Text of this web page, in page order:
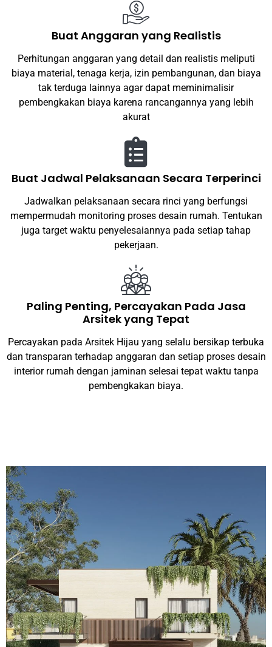
Buat Anggaran yang Realistis
Perhitungan anggaran yang detail dan realistis meliputi
biaya material, tenaga kerja, izin pembangunan, dan biaya
tak terduga lainnya agar dapat meminimalisir
pembengkakan biaya karena rancangannya yang lebih
akurat
Buat Jadwal Pelaksanaan Secara Terperinci
Jadwalkan pelaksanaan secara rinci yang berfungsi
mempermudah monitoring proses desain rumah. Tentukan
juga target waktu penyelesaiannya pada setiap tahap
pekerjaan.
Paling Penting, Percayakan Pada Jasa
Arsitek yang Tepat
Percayakan pada Arsitek Hijau yang selalu bersikap terbuka
dan transparan terhadap anggaran dan setiap proses desain
interior rumah dengan jaminan selesai tepat waktu tanpa
pembengkakan biaya.